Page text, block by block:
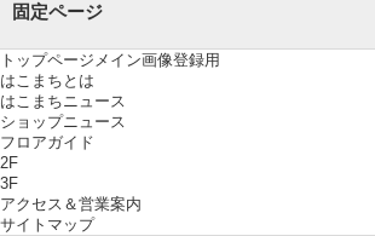
固定ページ
トップページメイン画像登録用
はこまちとは
はこまちニュース
ショップニュース
フロアガイド
2F
3F
アクセス＆営業案内
サイトマップ